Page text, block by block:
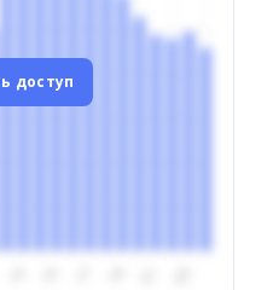
доступ